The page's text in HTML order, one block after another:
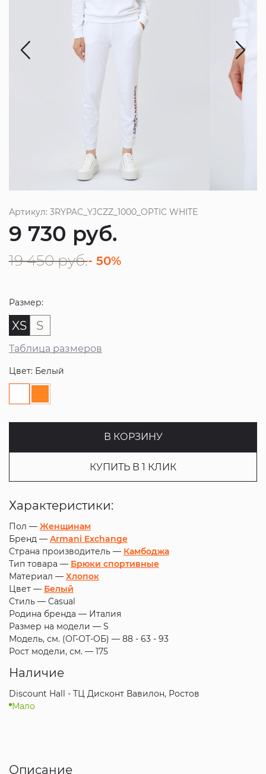
Артикул: 3RYPAC_YJCZZ_1000_OPTIC WHITE
9 730 руб.
19 450 руб.- 50%
Размер:
XS S
Таблица размеров
Цвет: Белый
В КОРЗИНУ
КУПИТЬ В 1 КЛИК
Характеристики:
Пол — Женщинам
Бренд — Armani Exchange
Страна производитель — Камбоджа
Тип товара — Брюки спортивные
Материал — Хлопок
Цвет — Белый
Стиль — Casual
Родина бренда — Италия
Размер на модели — S
Модель, см. (ОГ-ОТ-ОБ) — 88 - 63 - 93
Рост модели, см. — 175
Наличие
Discount Hall - ТЦ Дисконт Вавилон, Ростов
Мало
Описание